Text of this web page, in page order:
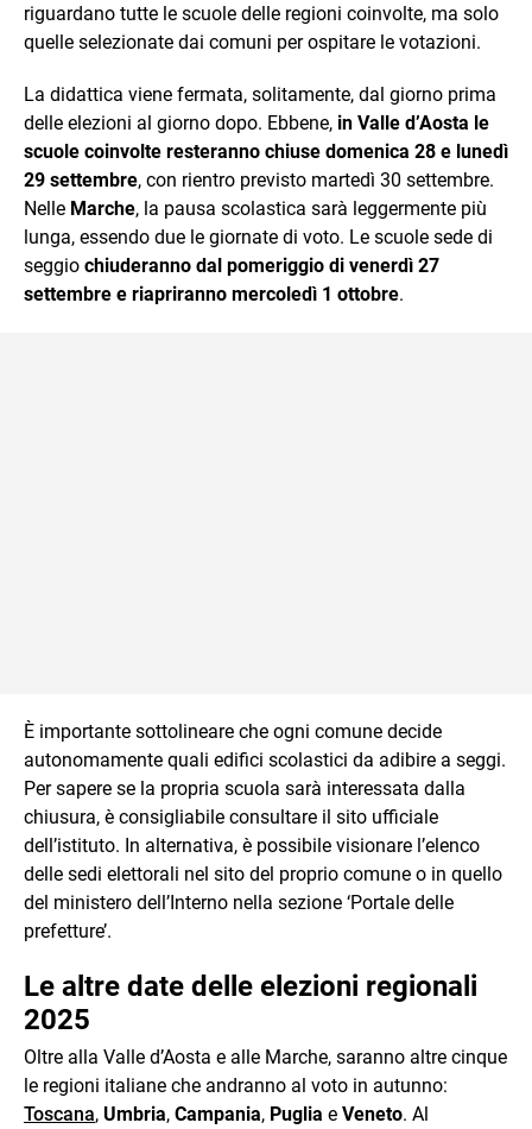
riguardano tutte le scuole delle regioni coinvolte, ma solo
quelle selezionate dai comuni per ospitare le votazioni.
La didattica viene fermata, solitamente, dal giorno prima
delle elezioni al giorno dopo. Ebbene, in Valle d’Aosta le
scuole coinvolte resteranno chiuse domenica 28 e lunedì
29 settembre, con rientro previsto martedì 30 settembre.
Nelle Marche, la pausa scolastica sarà leggermente più
lunga, essendo due le giornate di voto. Le scuole sede di
seggio chiuderanno dal pomeriggio di venerdì 27
settembre e riapriranno mercoledì 1 ottobre.
È importante sottolineare che ogni comune decide
autonomamente quali edifici scolastici da adibire a seggi.
Per sapere se la propria scuola sarà interessata dalla
chiusura, è consigliabile consultare il sito ufficiale
dell’istituto. In alternativa, è possibile visionare l’elenco
delle sedi elettorali nel sito del proprio comune o in quello
del ministero dell’Interno nella sezione ‘Portale delle
prefetture’.
Le altre date delle elezioni regionali
2025
Oltre alla Valle d’Aosta e alle Marche, saranno altre cinque
le regioni italiane che andranno al voto in autunno:
Toscana, Umbria, Campania, Puglia e Veneto. Al